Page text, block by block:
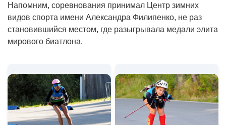
Напомним, соревнования принимал Центр зимних
видов спорта имени Александра Филипенко, не раз
становившийся местом, где разыгрывала медали элита
мирового биатлона.